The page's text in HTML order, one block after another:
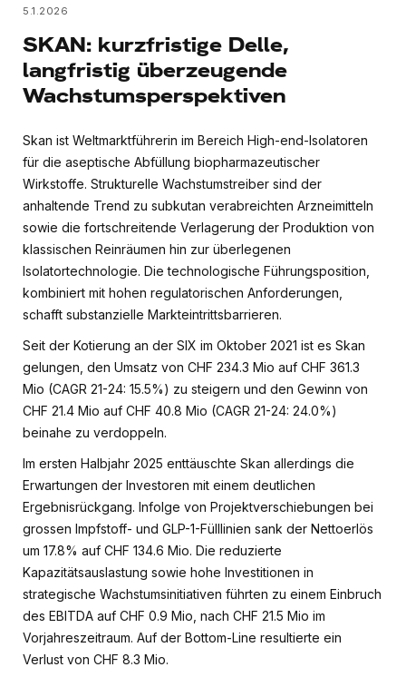
5.1.2026
SKAN: kurzfristige Delle,
langfristig überzeugende
Wachstumsperspektiven
Skan ist Weltmarktführerin im Bereich High-end-Isolatoren
für die aseptische Abfüllung biopharmazeutischer
Wirkstoffe. Strukturelle Wachstumstreiber sind der
anhaltende Trend zu subkutan verabreichten Arzneimitteln
sowie die fortschreitende Verlagerung der Produktion von
klassischen Reinräumen hin zur überlegenen
Isolatortechnologie. Die technologische Führungsposition,
kombiniert mit hohen regulatorischen Anforderungen,
schafft substanzielle Markteintrittsbarrieren.
Seit der Kotierung an der SIX im Oktober 2021 ist es Skan
gelungen, den Umsatz von CHF 234.3 Mio auf CHF 361.3
Mio (CAGR 21-24: 15.5%) zu steigern und den Gewinn von
CHF 21.4 Mio auf CHF 40.8 Mio (CAGR 21-24: 24.0%)
beinahe zu verdoppeln.
Im ersten Halbjahr 2025 enttäuschte Skan allerdings die
Erwartungen der Investoren mit einem deutlichen
Ergebnisrückgang. Infolge von Projektverschiebungen bei
grossen Impfstoff- und GLP-1-Fülllinien sank der Nettoerlös
um 17.8% auf CHF 134.6 Mio. Die reduzierte
Kapazitätsauslastung sowie hohe Investitionen in
strategische Wachstumsinitiativen führten zu einem Einbruch
des EBITDA auf CHF 0.9 Mio, nach CHF 21.5 Mio im
Vorjahreszeitraum. Auf der Bottom-Line resultierte ein
Verlust von CHF 8.3 Mio.